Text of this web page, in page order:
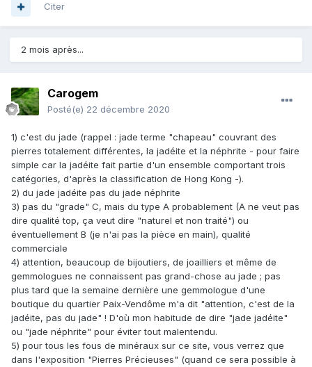
Citer
2 mois après...
Carogem
Posté(e) 22 décembre 2020
1) c'est du jade (rappel : jade terme "chapeau" couvrant des
pierres totalement différentes, la jadéite et la néphrite - pour faire
simple car la jadéite fait partie d'un ensemble comportant trois
catégories, d'après la classification de Hong Kong -).
2) du jade jadéite pas du jade néphrite
3) pas du "grade" C, mais du type A probablement (A ne veut pas
dire qualité top, ça veut dire "naturel et non traité") ou
éventuellement B (je n'ai pas la pièce en main), qualité
commerciale
4) attention, beaucoup de bijoutiers, de joailliers et même de
gemmologues ne connaissent pas grand-chose au jade ; pas
plus tard que la semaine dernière une gemmologue d'une
boutique du quartier Paix-Vendôme m'a dit "attention, c'est de la
jadéite, pas du jade" ! D'où mon habitude de dire "jade jadéite"
ou "jade néphrite" pour éviter tout malentendu.
5) pour tous les fous de minéraux sur ce site, vous verrez que
dans l'exposition "Pierres Précieuses" (quand ce sera possible à